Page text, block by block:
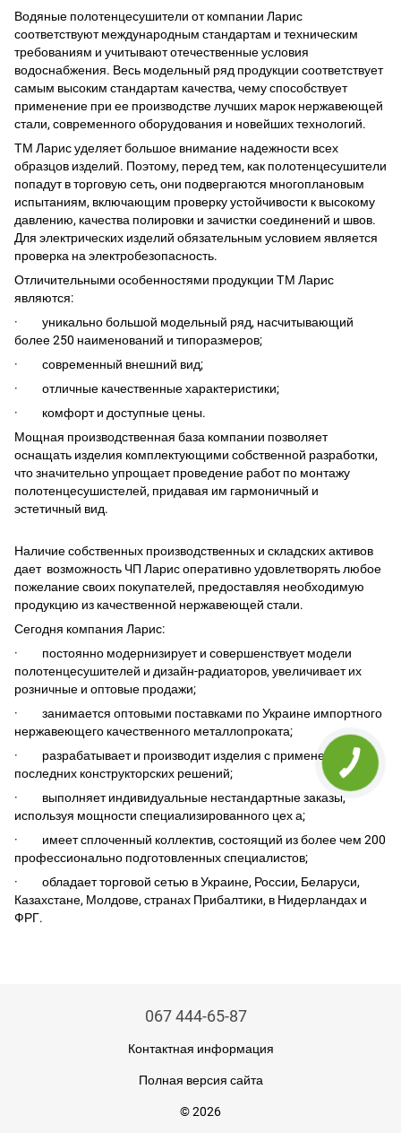
Водяные полотенцесушители от компании Ларис
соответствуют международным стандартам и техническим
требованиям и учитывают отечественные условия
водоснабжения. Весь модельный ряд продукции соответствует
самым высоким стандартам качества, чему способствует
применение при ее производстве лучших марок нержавеющей
стали, современного оборудования и новейших технологий.
ТМ Ларис уделяет большое внимание надежности всех
образцов изделий. Поэтому, перед тем, как полотенцесушители
попадут в торговую сеть, они подвергаются многоплановым
испытаниям, включающим проверку устойчивости к высокому
давлению, качества полировки и зачистки соединений и швов.
Для электрических изделий обязательным условием является
проверка на электробезопасность.
Отличительными особенностями продукции ТМ Ларис
являются:
· уникально большой модельный ряд, насчитывающий
более 250 наименований и типоразмеров;
· современный внешний вид;
· отличные качественные характеристики;
· комфорт и доступные цены.
Мощная производственная база компании позволяет
оснащать изделия комплектующими собственной разработки,
что значительно упрощает проведение работ по монтажу
полотенцесушистелей, придавая им гармоничный и
эстетичный вид.
Наличие собственных производственных и складских активов
дает возможность ЧП Ларис оперативно удовлетворять любое
пожелание своих покупателей, предоставляя необходимую
продукцию из качественной нержавеющей стали.
Сегодня компания Ларис:
· постоянно модернизирует и совершенствует модели
полотенцесушителей и дизайн-радиаторов, увеличивает их
розничные и оптовые продажи;
· занимается оптовыми поставками по Украине импортного
нержавеющего качественного металлопроката;
· разрабатывает и производит изделия с применением
последних конструкторских решений;
· выполняет индивидуальные нестандартные заказы,
используя мощности специализированного цех а;
· имеет сплоченный коллектив, состоящий из более чем 200
профессионально подготовленных специалистов;
· обладает торговой сетью в Украине, России, Беларуси,
Казахстане, Молдове, странах Прибалтики, в Нидерландах и
ФРГ.
067 444-65-87
Контактная информация
Полная версия сайта
© 2026